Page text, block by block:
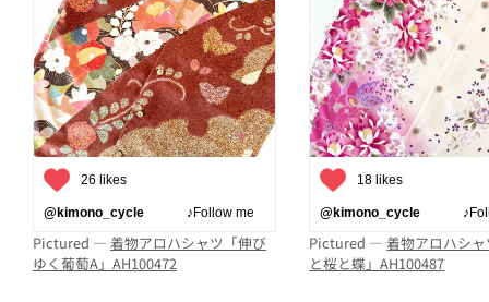
26 likes
@kimono_cycle ♪Follow me
Pictured — 着物アロハシャツ「伸び
ゆく葡萄A」AH100472
18 likes
@kimono_cycle
Pictured —着物アロハシ
と桜と蝶」AH100487